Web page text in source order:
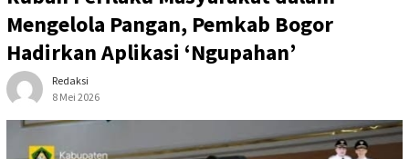
Mengelola Pangan, Pemkab Bogor
Hadirkan Aplikasi ‘Ngupahan’
Redaksi
8 Mei 2026